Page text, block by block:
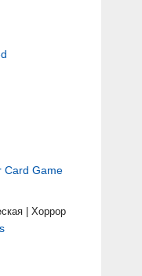
Card Game
| Хоррор